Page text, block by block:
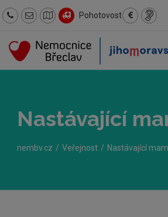
Pohotovost
Nastávající
nembv.cz Veřejnost Nastávající